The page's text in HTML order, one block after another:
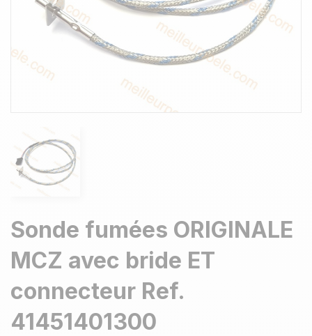
Sonde fumées ORIGINALE
MCZ avec bride ET
connecteur Ref.
41451401300